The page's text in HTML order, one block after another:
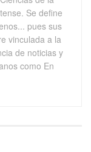
Se define
pues sus
vinculada a la
de noticias y
como En